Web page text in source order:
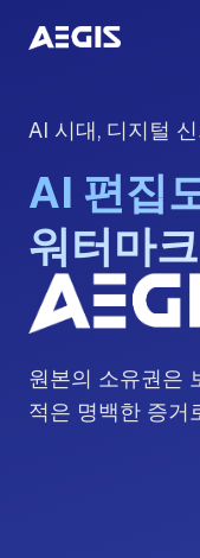
AI 시대, 디지털
AI 편집
워터마
원본의 소유권은
적은 명백한 증거